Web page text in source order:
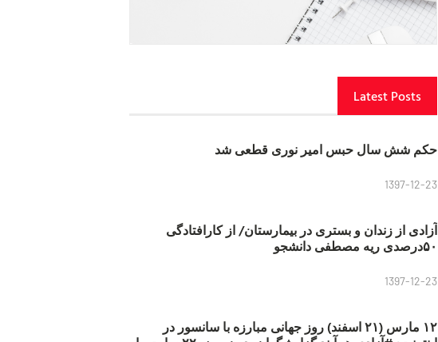
Latest Posts
حکم شش سال حبس امیر نوری قطعی شد
1397-12-23
آزادی از زندان و بستری در بیمارستان/ از کارافتادگی
۵۰درصدی ریه مصطفی دانشجو
1397-12-23
۱۲ مارس (۲۱ اسفند) روز جهانی مبارزه با سانسور در